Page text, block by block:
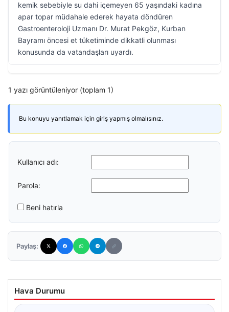
kemik sebebiyle su dahi içemeyen 65 yaşındaki kadına
apar topar müdahale ederek hayata döndüren
Gastroenteroloji Uzmanı Dr. Murat Pekgöz, Kurban
Bayramı öncesi et tüketiminde dikkatli olunması
konusunda da vatandaşları uyardı.
1 yazı görüntüleniyor (toplam 1)
Bu konuyu yanıtlamak için giriş yapmış olmalısınız.
Kullanıcı adı:
Parola:
Beni hatırla
Paylaş:
Hava Durumu